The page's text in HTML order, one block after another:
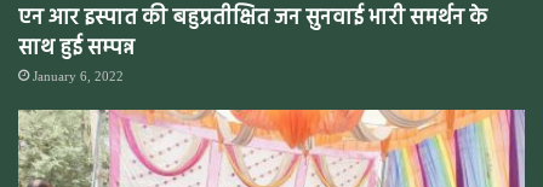
एन आर इस्पात की बहुप्रतीक्षित जन सुनवाई भारी समर्थन के
साथ हुई सम्पन्न
January 6, 2022